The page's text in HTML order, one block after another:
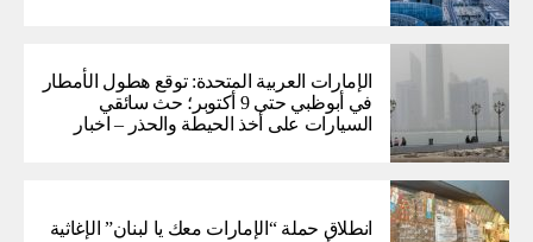
الإمارات العربية المتحدة: توقع هطول الأمطار
في أبوظبي حتى 9 أكتوبر؛ حث سائقي
السيارات على أخذ الحيطة والحذر – اخبار
انطلاق حملة “الإمارات معك يا لبنان” الإغاثية